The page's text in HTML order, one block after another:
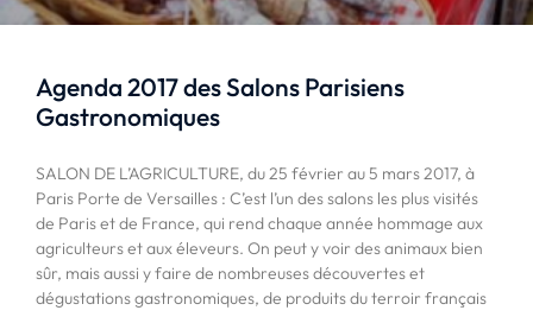
Agenda 2017 des Salons Parisiens
Gastronomiques
SALON DE L’AGRICULTURE, du 25 février au 5 mars 2017, à
Paris Porte de Versailles : C’est l’un des salons les plus visités
de Paris et de France, qui rend chaque année hommage aux
agriculteurs et aux éleveurs. On peut y voir des animaux bien
sûr, mais aussi y faire de nombreuses découvertes et
dégustations gastronomiques, de produits du terroir français